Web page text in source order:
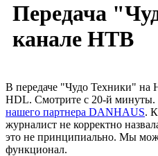
Передача
канале НТВ
В передаче "Чудо Техники" на
HDL. Смотрите с 20-й минуты.
нашего партнера DANHAUS.
журналист не корректно
это не принципиально. Мы
функционал.